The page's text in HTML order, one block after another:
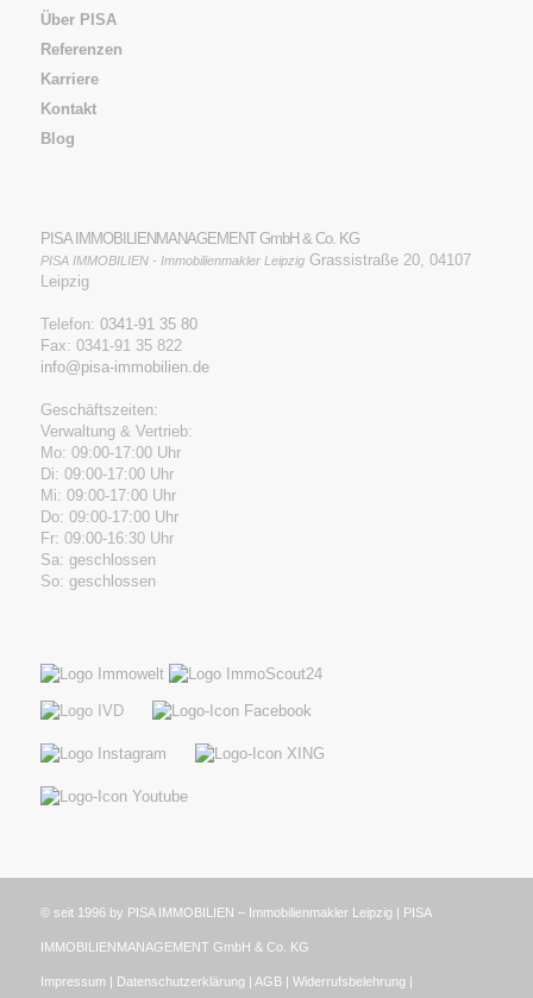
Über PISA
Referenzen
Karriere
Kontakt
Blog
PISA IMMOBILIENMANAGEMENT GmbH & Co. KG
PISA IMMOBILIEN - Immobilienmakler LeipzigGrassistraße 20, 04107
Leipzig
Telefon: 0341-91 35 80
Fax: 0341-91 35 822
info@pisa-immobilien.de
Geschäftszeiten:
Verwaltung & Vertrieb:
Mo: 09:00-17:00 Uhr
Di: 09:00-17:00 Uhr
Mi: 09:00-17:00 Uhr
Do: 09:00-17:00 Uhr
Fr: 09:00-16:30 Uhr
Sa: geschlossen
So: geschlossen
© seit 1996 by PISA IMMOBILIEN – Immobilienmakler Leipzig | PISA
IMMOBILIENMANAGEMENT GmbH & Co. KG
Impressum| Datenschutzerklärung | AGB| Widerrufsbelehrung |